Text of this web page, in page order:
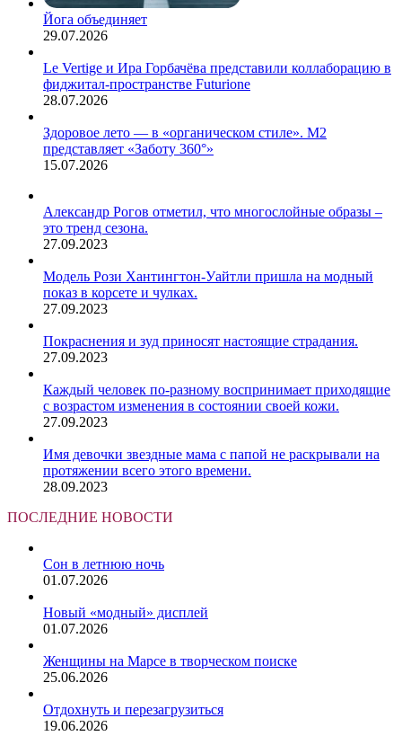
Йога объединяет
29.07.2026
Le Vertige и Ира Горбачёва представили коллаборацию в
фиджитал-пространстве Futurione
28.07.2026
Здоровое лето — в «органическом стиле». М2
представляет «Заботу 360°»
15.07.2026
Александр Рогов отметил, что многослойные образы –
это тренд сезона.
27.09.2023
Модель Рози Хантингтон-Уайтли пришла на модный
показ в корсете и чулках.
27.09.2023
Покраснения и зуд приносят настоящие страдания.
27.09.2023
Каждый человек по-разному воспринимает приходящие
с возрастом изменения в состоянии своей кожи.
27.09.2023
Имя девочки звездные мама с папой не раскрывали на
протяжении всего этого времени.
28.09.2023
ПОСЛЕДНИЕ НОВОСТИ
Сон в летнюю ночь
01.07.2026
Новый «модный» дисплей
01.07.2026
Женщины на Марсе в творческом поиске
25.06.2026
Отдохнуть и перезагрузиться
19.06.2026